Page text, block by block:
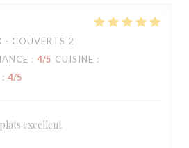
COUVERTS 2
: 4/5 CUISINE :
: 4/5
excellent